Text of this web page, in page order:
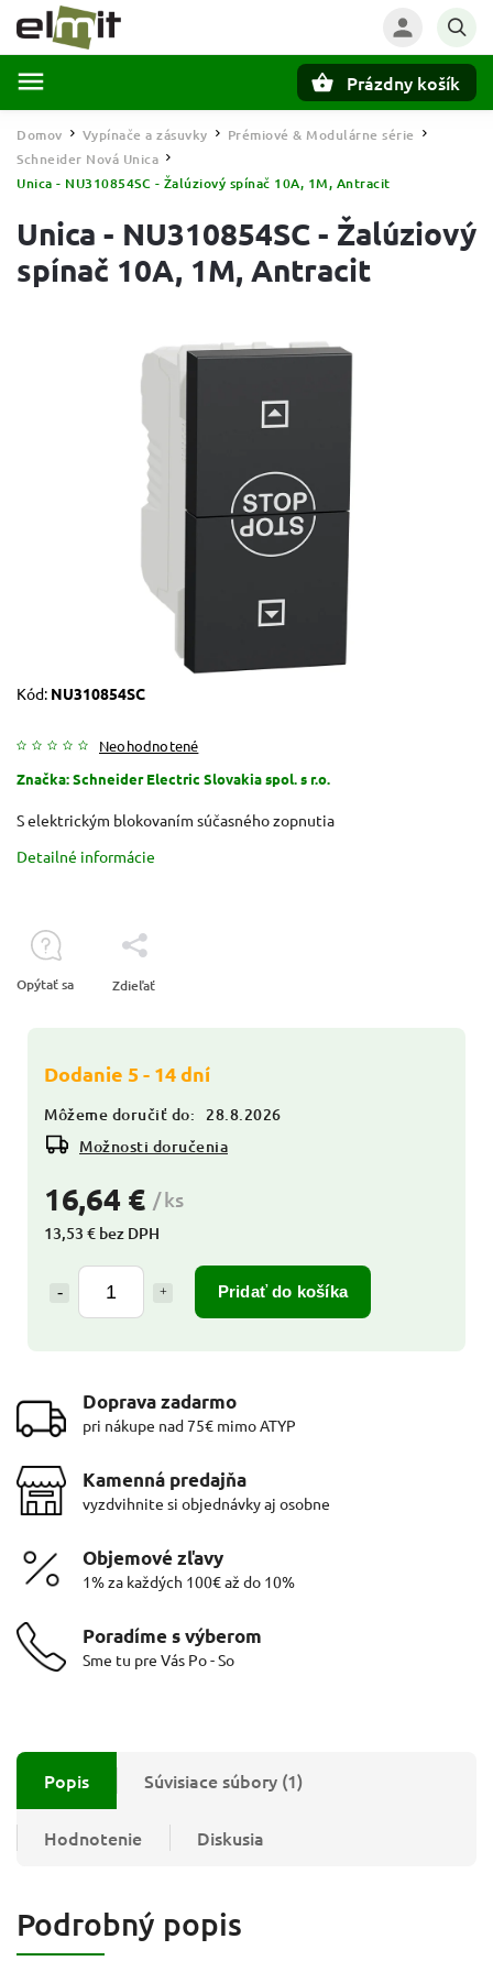
Prázdny košík
Domov / Vypínače a zásuvky / Prémiové & Modulárne série /
Schneider Nová Unica /
Unica - NU310854SC - Žalúziový spínač 10A, 1M, Antracit
Unica - NU310854SC - Žalúziový
spínač 10A, 1M, Antracit
Kód: NU310854SC
Neohodnotené
Značka:Schneider Electric Slovakia spol. s r.o.
16,64 € / ks
13,53 € bez DPH
Pridať do košíka
Dodanie 5 - 14 dní
Môžeme doručiť do:
28.8.2026
Možnosti doručenia
S elektrickým blokovaním súčasného zopnutia
Detailné informácie
Opýtať sa Zdieľať
Doprava zadarmo
pri nákupe nad 75€ mimo ATYP
Kamenná predajňa
vyzdvihnite si objednávky aj osobne
Objemové zľavy
1% za každých 100€ až do 10%
Poradíme s výberom
Sme tu pre Vás Po - So
Popis Súvisiace súbory (1)
Hodnotenie Diskusia
Podrobný popis